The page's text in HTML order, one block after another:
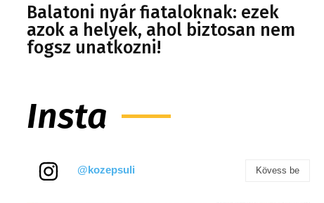
Balatoni nyár fiataloknak: ezek
azok a helyek, ahol biztosan nem
fogsz unatkozni!
Insta
@kozepsuli Kövess be